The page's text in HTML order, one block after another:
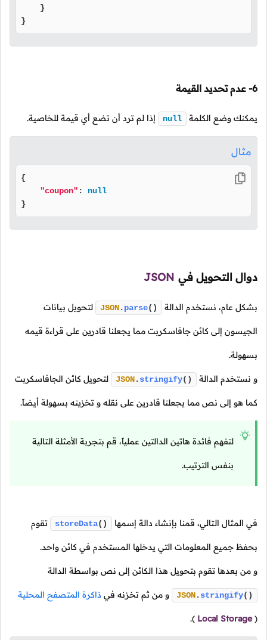
    }
}
6- عدم تحديد القيمة
يمكنك وضع lلكلمة null إذا لم ترد أن تضع أي قيمة للخاصية.
مثال
{
"coupon" : null
}
دوال التحويل في JSON
بشكل عام، نستخدم الدالة JSON.parse() لتحويل بيانات
الجيسون إلى كائن جافاسكربت مما يجعلنا قادرين على قراءة قيمه
بسهولة.
و نستخدم الدالة JSON.stringify() لتحويل كائن الجافاسكربت
كما هو إلى نص مما يجعلنا قادرين على نقله و تخزينه بسهولة أيضاً.
لتفهم فائدة هاتين الدالتين عملياً، قم بتجربة الأمثلة التالية
بنفس الترتيب.
في المثال التالي، قمنا بإنشاء دالة إسمها storeData() تقوم
بحفظ جميع المعلومات التي يدخلها المستخدم في كائن واحد.
و من بعدها تقوم بتحويل هذا الكائن إلى نص بواسطة الدالة
JSON.stringify() و من ثم تخزنه في ذاكرة المتصفح المحلية
(
Local Storage
).